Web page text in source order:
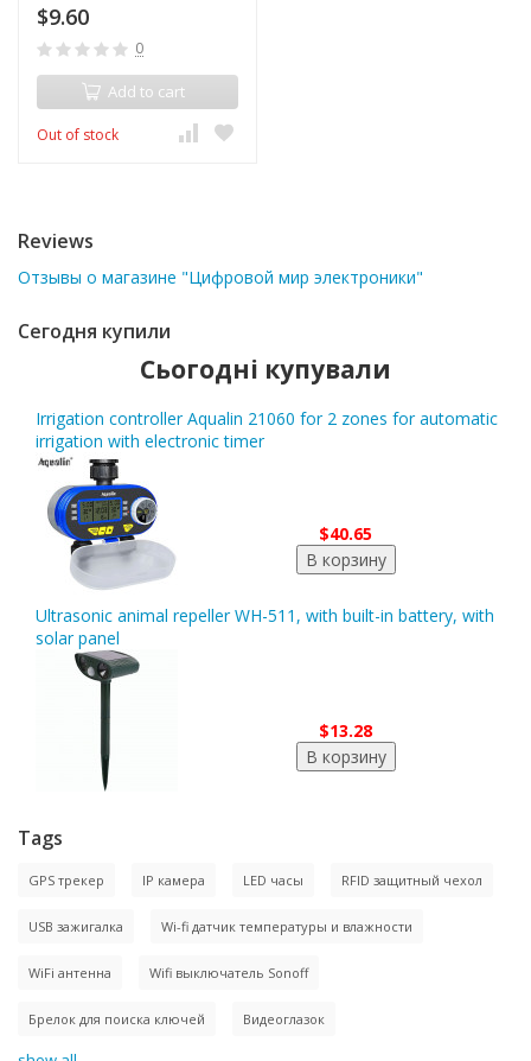
$9.60
0
Add to cart
Out of stock
Reviews
Отзывы о магазине "Цифровой мир электроники"
Сегодня купили
Сьогодні купували
Irrigation controller Aqualin 21060 for 2 zones for automatic
irrigation with electronic timer
$40.65
Ultrasonic animal repeller WH-511, with built-in battery, with
solar panel
$13.28
Tags
GPS трекер IP камера LED часы RFID защитный чехол
USB зажигалка Wi-fi датчик температуры и влажности
WiFi антенна Wifi выключатель Sonoff
Брелок для поиска ключей Видеоглазок